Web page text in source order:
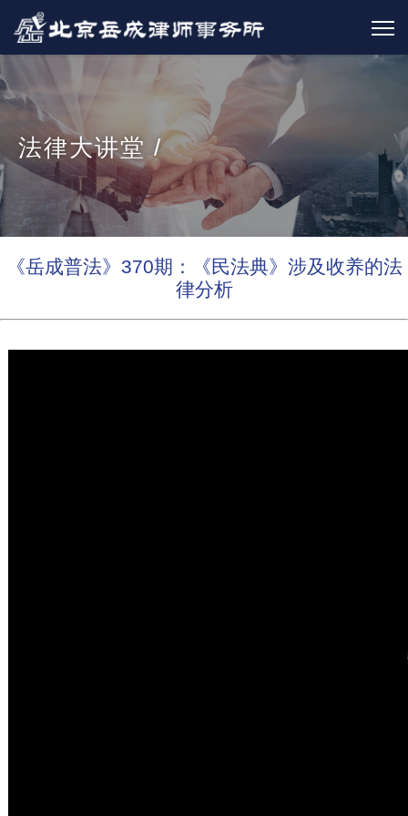
法律大讲堂 /
《岳成普法》370期：《民法典》涉及收养的法
律分析